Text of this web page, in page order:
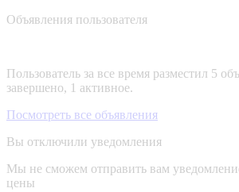
Объявления пользователя
Пользователь за все время разместил 5
завершено, 1 активное.
Посмотреть все объявления
Вы отключили уведомления
Мы не сможем отправить вам
цены